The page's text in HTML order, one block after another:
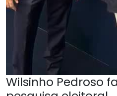
Wilsinho Pedroso